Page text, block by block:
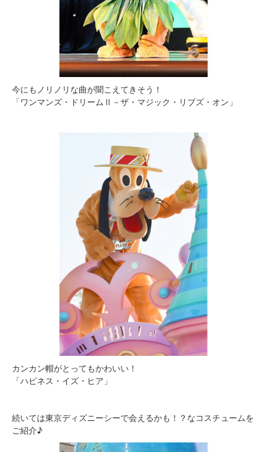
今にもノリノリな曲が聞こえてきそう！
「ワンマンズ・ドリームⅡ－ザ・マジック・リブズ・オン」
カンカン帽がとってもかわいい！
「ハピネス・イズ・ヒア」
続いては東京ディズニーシーで会えるかも！？なコスチュームを
ご紹介♪